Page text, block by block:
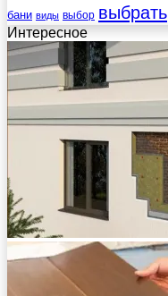
бани виды выбор выбрать
Интересное